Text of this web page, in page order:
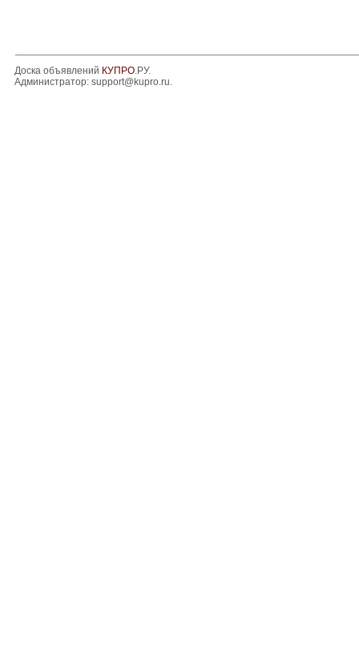
Доска объявлений КУПРО.РУ.
Администратор: support@kupro.ru.